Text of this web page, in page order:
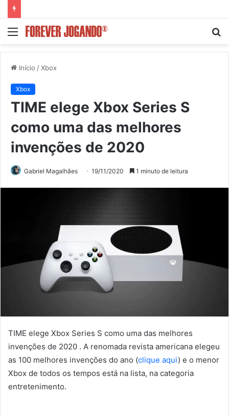
Menu
Início /Xbox
Xbox
TIME elege Xbox Series S
como uma das melhores
invenções de 2020
Gabriel Magalhães 19/11/2020 1 minuto de leitura
TIME elege Xbox Series S como uma das melhores
invenções de 2020 . A renomada revista americana elegeu
as 100 melhores invenções do ano (clique aqui) e o menor
Xbox de todos os tempos está na lista, na categoria
entretenimento.